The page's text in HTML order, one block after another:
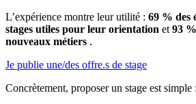
L’expérience montre leur utilité : 69 % des
stages utiles pour leur orientation et 93
nouveaux métiers .
Je publie une/des offre.s de stage
Concrètement, proposer un stage est simple :